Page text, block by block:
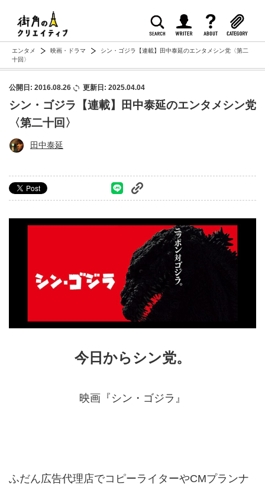
エンタメ 映画・ドラマ
シン・ゴジラ【連載】田中泰延のエンタメシン党〈第二
十回〉
公開日: 2016.08.26 更新日: 2025.04.04
シン・ゴジラ【連載】田中泰延のエンタメシン党
〈第二十回〉
田中泰延
今日からシン党。
映画『シン・ゴジラ』
ふだん広告代理店でコピーライターやCMプランナ